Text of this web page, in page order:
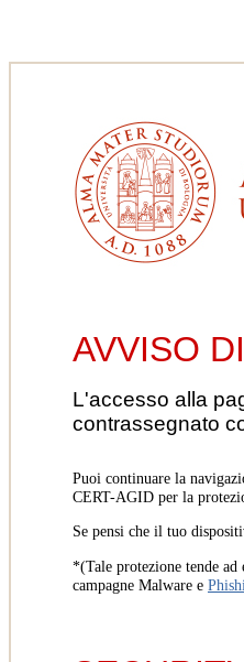
AVVISO
L'accesso alla
contrassegnato
Puoi continuare la
CERT-AGID per la
Se pensi che il tuo
*(Tale protezione tende
campagne Malware e